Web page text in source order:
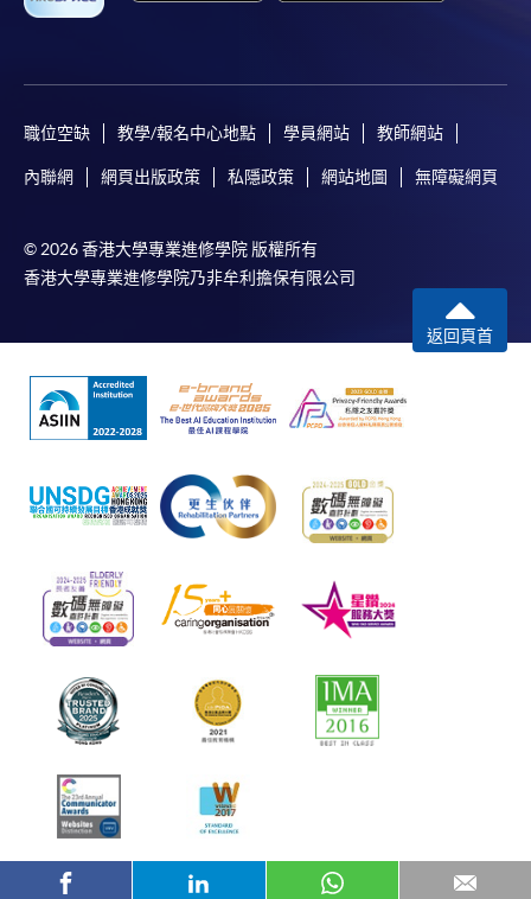
職位空缺 教學/報名中心地點 學員網站 教師網站
內聯網 網頁出版政策 私隱政策 網站地圖 無障礙網頁
© 2026 香港大學專業進修學院 版權所有
香港大學專業進修學院乃非牟利擔保有限公司
返回頁首